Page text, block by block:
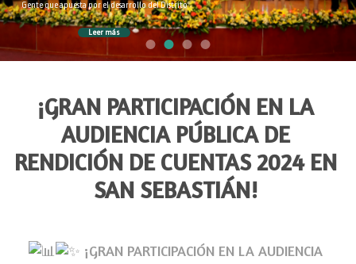
Gente que apuesta por el desarrollo del Distrito
Leer más
¡GRAN PARTICIPACIÓN EN LA
AUDIENCIA PÚBLICA DE
RENDICIÓN DE CUENTAS 2024 EN
SAN SEBASTIÁN!
¡GRAN PARTICIPACIÓN EN LA AUDIENCIA